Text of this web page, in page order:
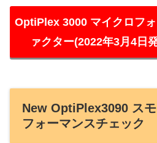
OptiPlex 3000 マイクロフ
ァクター(2022年3月4日
New OptiPlex3090 ス
フォーマンスチェック